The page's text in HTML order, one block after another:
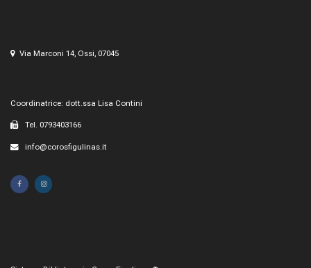
Via Marconi 14, Ossi, 07045
Coordinatrice: dott.ssa Lisa Contini
Tel. 0793403166
info@corosfigulinas.it